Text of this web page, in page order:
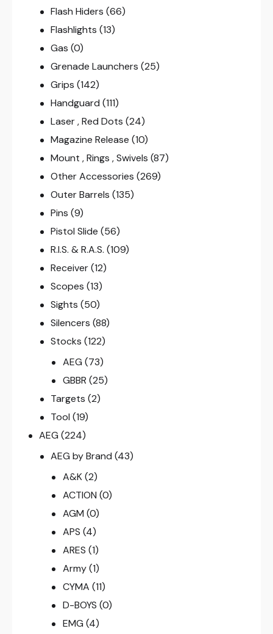
Flash Hiders (66)
Flashlights (13)
Gas (0)
Grenade Launchers (25)
Grips (142)
Handguard (111)
Laser , Red Dots (24)
Magazine Release (10)
Mount , Rings , Swivels (87)
Other Accessories (269)
Outer Barrels (135)
Pins (9)
Pistol Slide (56)
R.I.S. & R.A.S. (109)
Receiver (12)
Scopes (13)
Sights (50)
Silencers (88)
Stocks (122)
AEG (73)
GBBR (25)
Targets (2)
Tool (19)
AEG (224)
AEG by Brand (43)
A&K (2)
ACTION (0)
AGM (0)
APS (4)
ARES (1)
Army (1)
CYMA (11)
D-BOYS (0)
EMG (4)